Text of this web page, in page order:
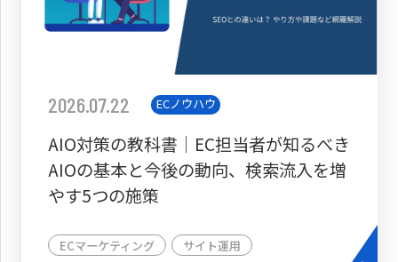
2026.07.22 ECノウハウ
AIO対策の教科書│EC担当者が知るべき
AIOの基本と今後の動向、検索流入を増
やす5つの施策
ECマーケティング サイト運用